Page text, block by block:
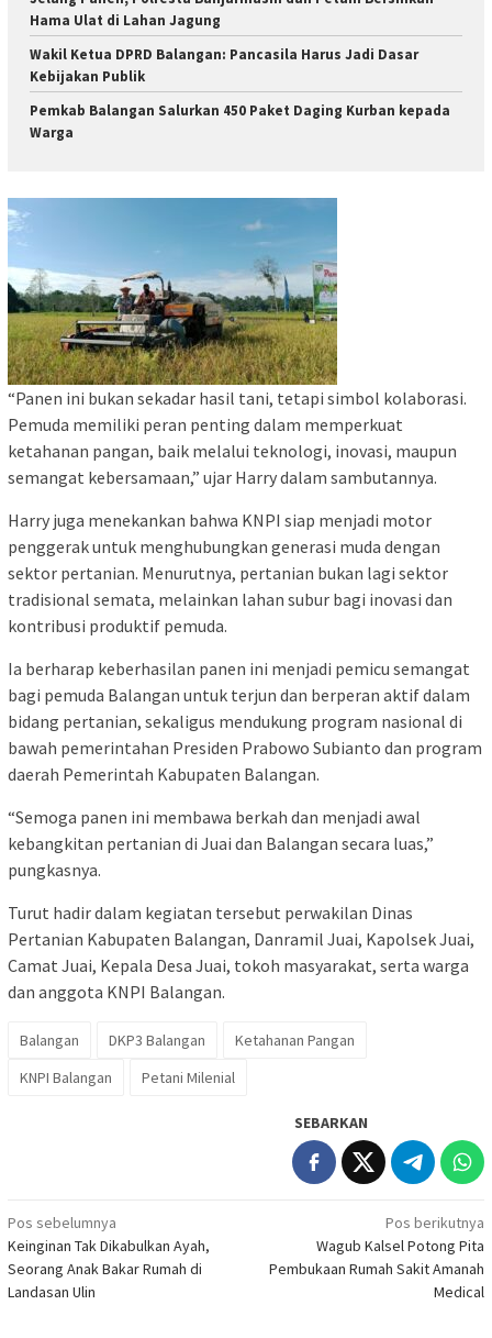
Hama Ulat di Lahan Jagung
Wakil Ketua DPRD Balangan: Pancasila Harus Jadi Dasar
Kebijakan Publik
Pemkab Balangan Salurkan 450 Paket Daging Kurban kepada
Warga
“Panen ini bukan sekadar hasil tani, tetapi simbol kolaborasi.
Pemuda memiliki peran penting dalam memperkuat
ketahanan pangan, baik melalui teknologi, inovasi, maupun
semangat kebersamaan,” ujar Harry dalam sambutannya.
Harry juga menekankan bahwa KNPI siap menjadi motor
penggerak untuk menghubungkan generasi muda dengan
sektor pertanian. Menurutnya, pertanian bukan lagi sektor
tradisional semata, melainkan lahan subur bagi inovasi dan
kontribusi produktif pemuda.
Ia berharap keberhasilan panen ini menjadi pemicu semangat
bagi pemuda Balangan untuk terjun dan berperan aktif dalam
bidang pertanian, sekaligus mendukung program nasional di
bawah pemerintahan Presiden Prabowo Subianto dan program
daerah Pemerintah Kabupaten Balangan.
“Semoga panen ini membawa berkah dan menjadi awal
kebangkitan pertanian di Juai dan Balangan secara luas,”
pungkasnya.
Turut hadir dalam kegiatan tersebut perwakilan Dinas
Pertanian Kabupaten Balangan, Danramil Juai, Kapolsek Juai,
Camat Juai, Kepala Desa Juai, tokoh masyarakat, serta warga
dan anggota KNPI Balangan.
Balangan DKP3 Balangan
Ketahanan Pangan
KNPI Balangan
Petani Milenial
SEBARKAN
Navigasi
pos
Pos sebelumnya
Keinginan Tak Dikabulkan Ayah,
Seorang Anak Bakar Rumah di
Landasan Ulin
Pos berikutnya
Wagub Kalsel Potong Pita
Pembukaan Rumah Sakit Amanah
Medical